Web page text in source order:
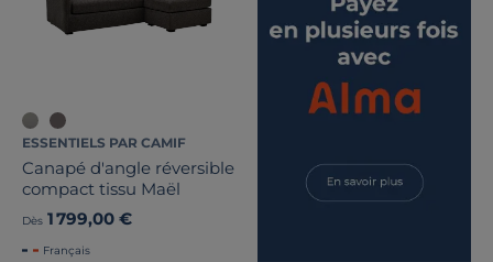
ESSENTIELS PAR CAMIF
Canapé d'angle réversible
compact tissu Maël
Dès 1 799,00 €
Français